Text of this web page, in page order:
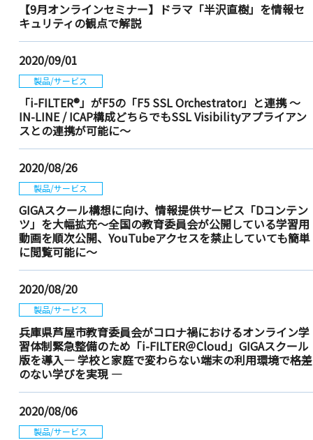
【9月オンラインセミナー】ドラマ「半沢直樹」を情報セ
キュリティの観点で解説
2020/09/01
製品/サービス
「i-FILTER®」がF5の「F5 SSL Orchestrator」と連携 ～
IN-LINE / ICAP構成どちらでもSSL Visibilityアプライアン
スとの連携が可能に～
2020/08/26
製品/サービス
GIGAスクール構想に向け、情報提供サービス「Dコンテン
ツ」を大幅拡充～全国の教育委員会が公開している学習用
動画を順次公開、YouTubeアクセスを禁止していても簡単
に閲覧可能に～
2020/08/20
製品/サービス
兵庫県芦屋市教育委員会がコロナ禍におけるオンライン学
習体制緊急整備のため「i-FILTER＠Cloud」GIGAスクール
版を導入― 学校と家庭で変わらない端末の利用環境で格差
のない学びを実現 ―
2020/08/06
製品/サービス